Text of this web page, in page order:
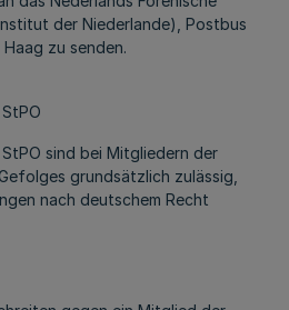
der Niederlande), Postbus
zu senden.
sind bei Mitgliedern der
grundsätzlich zulässig,
nach deutschem Recht